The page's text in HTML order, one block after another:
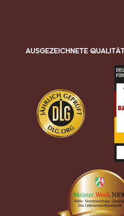
AUSGEZEICHNETE QUALITÄT